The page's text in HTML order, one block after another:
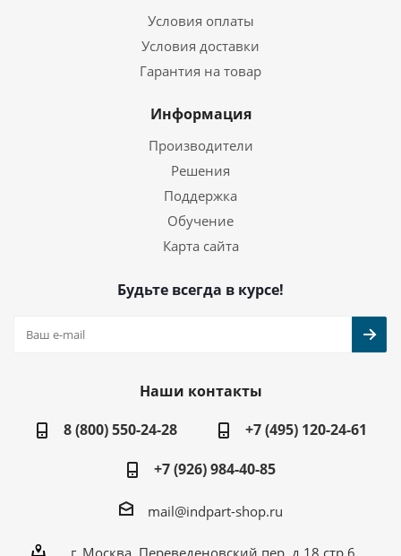
Условия оплаты
Условия доставки
Гарантия на товар
Информация
Производители
Решения
Поддержка
Обучение
Карта сайта
Будьте всегда в курсе!
Наши контакты
8 (800) 550-24-28
+7 (495) 120-24-61
+7 (926) 984-40-85
mail@indpart-shop.ru
г. Москва, Переведеновский пер, д.18 стр.6,